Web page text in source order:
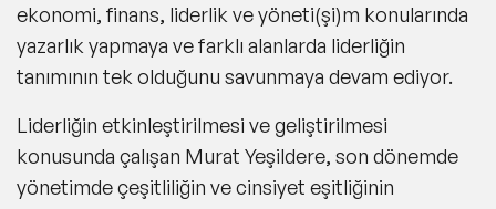
ekonomi, finans, liderlik ve yöneti(şi)m konularında
yazarlık yapmaya ve farklı alanlarda liderliğin
tanımının tek olduğunu savunmaya devam ediyor.
Liderliğin etkinleştirilmesi ve geliştirilmesi
konusunda çalışan Murat Yeşildere, son dönemde
yönetimde çeşitliliğin ve cinsiyet eşitliğinin